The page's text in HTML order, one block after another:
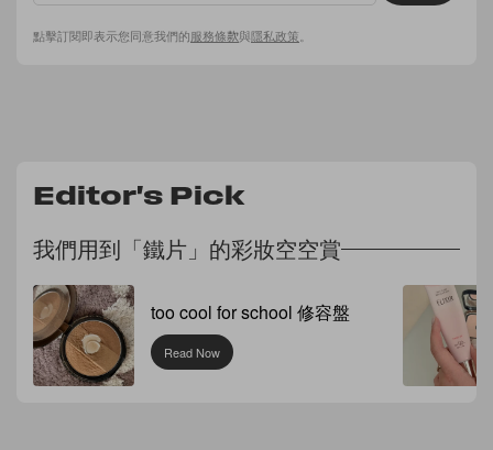
點擊訂閱即表示您同意我們的服務條款與隱私政策
Editor's Pick
我們用到「鐵片」的彩妝空空賞
too cool for school 修容盤
Read Now